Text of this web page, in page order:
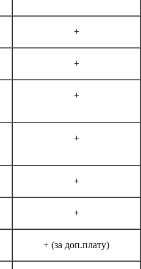
+
+
+
+
+
+
+ (за доп.плату)